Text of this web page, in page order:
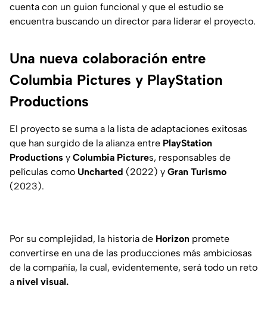
cuenta con un guion funcional y que el estudio se
encuentra buscando un director para liderar el proyecto.
Una nueva colaboración entre
Columbia Pictures y PlayStation
Productions
El proyecto se suma a la lista de adaptaciones exitosas
que han surgido de la alianza entre PlayStation
Productions y Columbia Pictures, responsables de
películas como Uncharted (2022) y Gran Turismo
(2023).
Por su complejidad, la historia de Horizon promete
convertirse en una de las producciones más ambiciosas
de la compañía, la cual, evidentemente, será todo un reto
a nivel visual.